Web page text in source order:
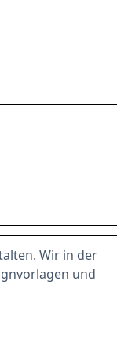
Wir in der
und